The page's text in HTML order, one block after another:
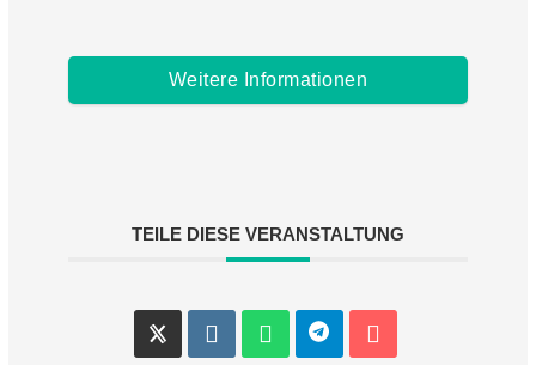
Weitere Informationen
TEILE DIESE VERANSTALTUNG